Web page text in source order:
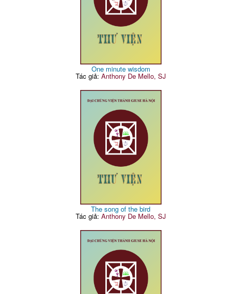
One minute wisdom
Tác giả: Anthony De Mello, SJ
The song of the bird
Tác giả: Anthony De Mello, SJ